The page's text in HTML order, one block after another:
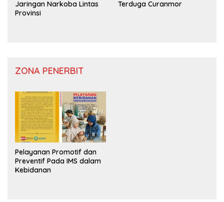
Jaringan Narkoba Lintas
Provinsi
Terduga Curanmor
ZONA PENERBIT
Pelayanan Promotif dan
Preventif Pada IMS dalam
Kebidanan